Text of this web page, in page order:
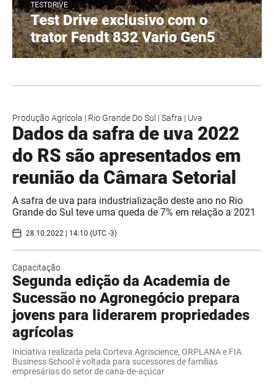
TESTDRIVE
Test Drive exclusivo com o
trator Fendt 832 Vario Gen5
Produção Agrícola | Rio Grande Do Sul | Safra | Uva
Dados da safra de uva 2022
do RS são apresentados em
reunião da Câmara Setorial
A safra de uva para industrialização deste ano no Rio
Grande do Sul teve uma queda de 7% em relação a 2021
28.10.2022 | 14:10 (UTC -3)
Capacitação
Segunda edição da Academia de
Sucessão no Agronegócio prepara
jovens para liderarem propriedades
agrícolas
Iniciativa realizada pela Corteva Agriscience, ORPLANA e FIA
Business School é voltada para sucessores de famílias
empresárias do setor de cana-de-açúcar